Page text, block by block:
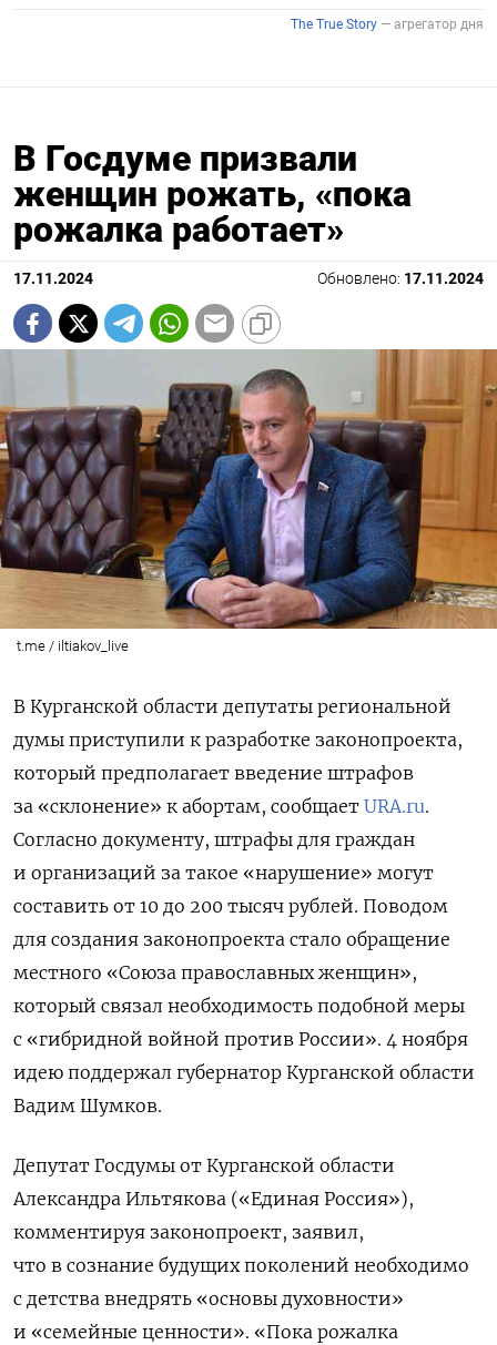
В Госдуме призвали
женщин рожать, «пока
рожалка работает»
17.11.2024 Обновлено: 17.11.2024
t.me / iltiakov_live
В Курганской области депутаты региональной
думы приступили к разработке законопроекта,
который предполагает введение штрафов
за «склонение» к абортам, сообщает URA.ru.
Согласно документу, штрафы для граждан
и организаций за такое «нарушение» могут
составить от 10 до 200 тысяч рублей. Поводом
для создания законопроекта стало обращение
местного «Союза православных женщин»,
который связал необходимость подобной меры
с «гибридной войной против России». 4 ноября
идею поддержал губернатор Курганской области
Вадим Шумков.
Депутат Госдумы от Курганской области
Александра Ильтякова («Единая Россия»),
комментируя законопроект, заявил,
что в сознание будущих поколений необходимо
с детства внедрять «основы духовности»
и «семейные ценности». «Пока рожалка